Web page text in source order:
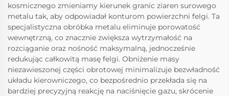
kosmicznego zmieniamy kierunek granic ziaren surowego
metalu tak, aby odpowiadał konturom powierzchni felgi. Ta
specjalistyczna obróbka metalu eliminuje porowatość
wewnętrzną, co znacznie zwiększa wytrzymałość na
rozciąganie oraz nośność maksymalną, jednocześnie
redukując całkowitą masę felgi. Obniżenie masy
niezawieszonej części obrotowej minimalizuje bezwładność
układu kierowniczego, co bezpośrednio przekłada się na
bardziej precyzyjną reakcję na naciśnięcie gazu, skrócenie